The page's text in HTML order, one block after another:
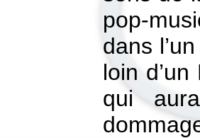
pop-
dans
loin
qui